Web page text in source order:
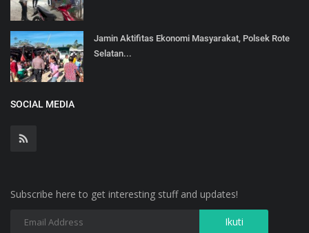
Jamin Aktifitas Ekonomi Masyarakat, Polsek Rote
Selatan...
SOCIAL MEDIA
Subscribe here to get interesting stuff and updates!